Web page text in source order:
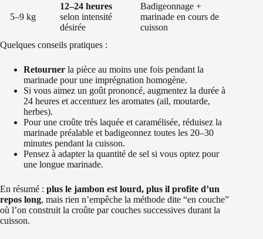
5–9 kg
12–24 heures
selon intensité
désirée
Badigeonnage +
marinade en cours de
cuisson
Quelques conseils pratiques :
Retourner la pièce au moins une fois pendant la
marinade pour une imprégnation homogène.
Si vous aimez un goût prononcé, augmentez la durée à
24 heures et accentuez les aromates (ail, moutarde,
herbes).
Pour une croûte très laquée et caramélisée, réduisez la
marinade préalable et badigeonnez toutes les 20–30
minutes pendant la cuisson.
Pensez à adapter la quantité de sel si vous optez pour
une longue marinade.
En résumé : plus le jambon est lourd, plus il profite d’un
repos long, mais rien n’empêche la méthode dite “en couche”
où l’on construit la croûte par couches successives durant la
cuisson.